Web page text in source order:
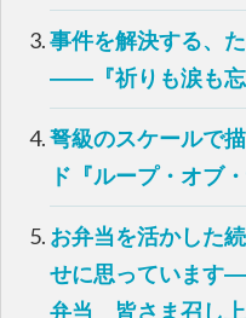
事件を解決する、
――『祈りも涙も忘
弩級のスケールで
ド『ループ・オブ
お弁当を活かした
せに思っています
弁当 皆さま召し